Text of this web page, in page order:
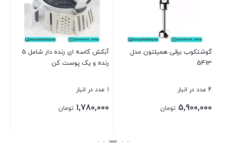
گوشتکوب برقی همیلتون مدل
5413
4 عدد در انبار
5,900,000 تومان
آبکش کاسه ای رنده دار شامل 5
رنده و یک پوست کن
1 عدد در انبار
1,780,000 تومان
بستن